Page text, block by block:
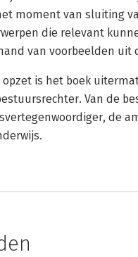
moment van sluiting
die relevant
van voorbeelden uit
opzet is het boek
Van de
de